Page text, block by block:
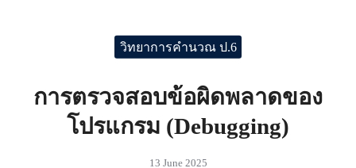
วิทยาการคำนวณ ป.6
การตรวจสอบข้อผิดพลาดของ
โปรแกรม (Debugging)
13 June 2025